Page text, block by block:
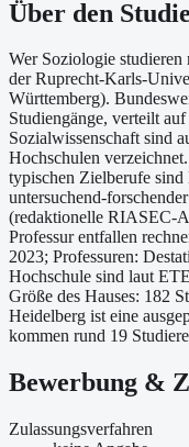
Über den
Wer Soziologie studieren
der Ruprecht-Karls-
Württemberg).
Studiengänge, verteilt
Sozialwissenschaft sind
Hochschulen
typischen Zielberufe
untersuchend-
(redaktionelle RIASEC-
Professur entfallen
2023; Professuren:
Hochschule sind laut
Größe des Hauses: 182
Heidelberg ist eine
kommen rund 19
Bewerbung &
Zulassungsverfahren